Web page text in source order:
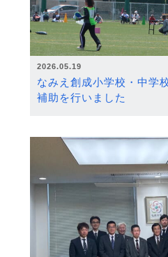
2026.05.19
なみえ創成小学校・中学
補助を行いました